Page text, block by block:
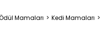
Mamaları Kedi Mamaları